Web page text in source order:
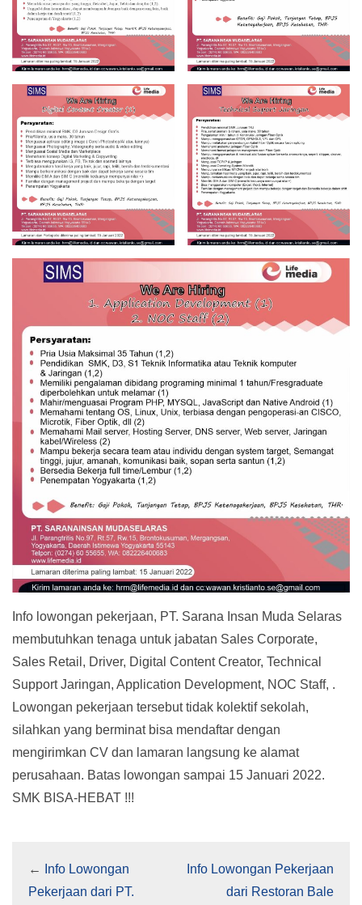
Info lowongan pekerjaan, PT. Sarana Insan Muda Selaras
membutuhkan tenaga untuk jabatan Sales Corporate,
Sales Retail, Driver, Digital Content Creator, Technical
Support Jaringan, Application Development, NOC Staff, .
Lowongan pekerjaan tersebut tidak kolektif sekolah,
silahkan yang berminat bisa mendaftar dengan
mengirimkan CV dan lamaran langsung ke alamat
perusahaan. Batas lowongan sampai 15 Januari 2022.
SMK BISA-HEBAT !!!
←
Info Lowongan
Pekerjaan dari PT.
Info Lowongan Pekerjaan
dari Restoran Bale